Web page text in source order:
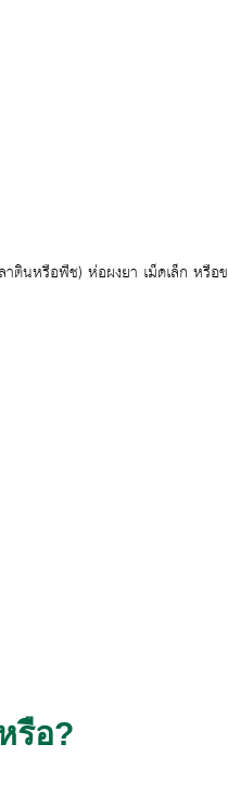
นหรือพืช) ห่อผงยา เม็ดเล็ก หรือข
รือ?